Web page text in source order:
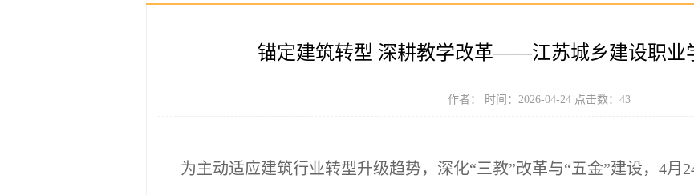
锚定建筑转型 深耕教学改革——江苏城乡建设职业
作者： 时间：2026-04-24 点击数： 43
为主动适应建筑行业转型升级趋势，深化“三教”改革与“五金”建设，4月